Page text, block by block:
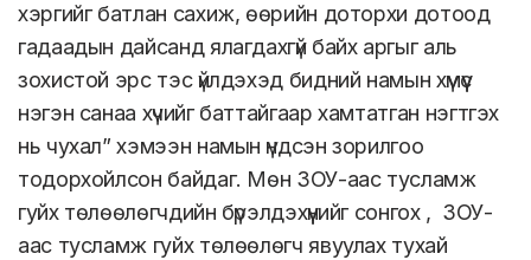
хэргийг батлан сахиж, өөрийн доторхи дотоод
гадаадын дайсанд ялагдахгүй байх аргыг аль
зохистой эрс тэс үйлдэхэд бидний намын хүмүүс
нэгэн санаа хүчийг баттайгаар хамтатган нэгтгэх
нь чухал” хэмээн намын үндсэн зорилгоо
тодорхойлсон байдаг. Мөн ЗОУ-аас тусламж
гуйх төлөөлөгчдийн бүрэлдэхүүнийг сонгох , ЗОУ-
аас тусламж гуйх төлөөлөгч явуулах тухай